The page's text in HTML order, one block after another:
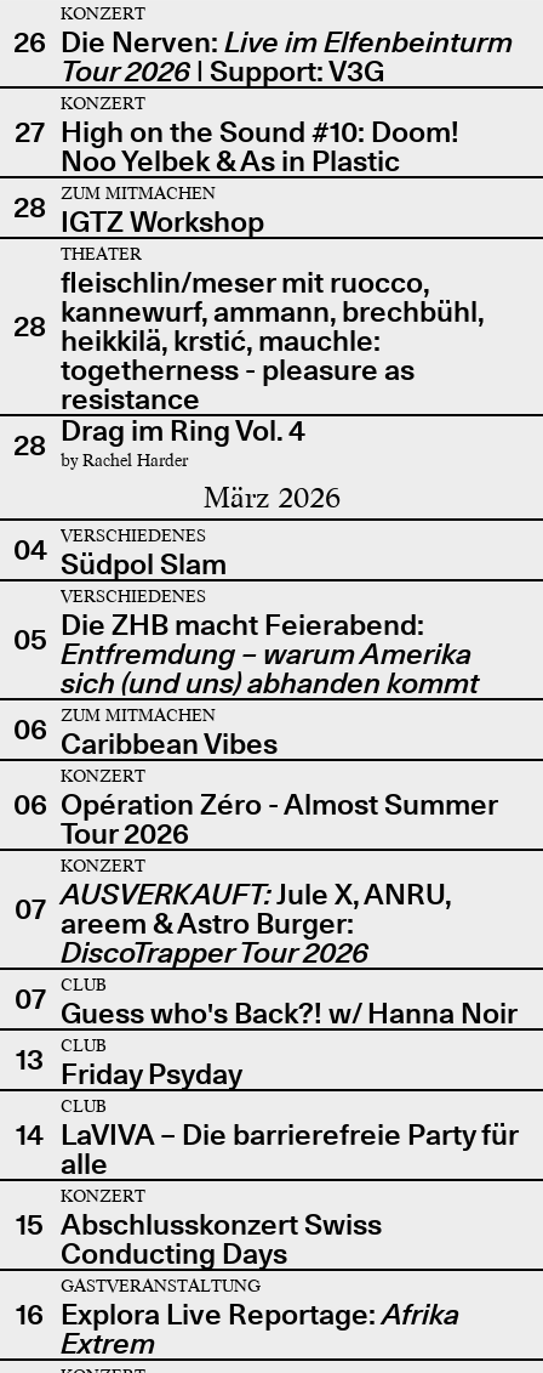
26
KONZERT
Die Nerven: Live im Elfenbeinturm
Tour 2026| Support: V3G
27
KONZERT
High on the Sound #10: Doom!
Noo Yelbek & As in Plastic
28
ZUM MITMACHEN
IGTZ Workshop
28
THEATER
fleischlin/meser mit ruocco,
kannewurf, ammann, brechbühl,
heikkilä, krstić, mauchle:
togetherness - pleasure as
resistance
28 Drag im Ring Vol. 4
by Rachel Harder
März 2026
04 VERSCHIEDENES
Südpol Slam
05
VERSCHIEDENES
Die ZHB macht Feierabend:
Entfremdung – warum Amerika
sich (und uns) abhanden kommt
06
ZUM MITMACHEN
Caribbean Vibes
06
KONZERT
Opération Zéro - Almost Summer
Tour 2026
07
KONZERT
AUSVERKAUFT:Jule X, ANRU,
areem & Astro Burger:
DiscoTrapper Tour 2026
07
CLUB
Guess who's Back?! w/ Hanna Noir
13
CLUB
Friday Psyday
14
CLUB
LaVIVA – Die barrierefreie Party für
alle
15
KONZERT
Abschlusskonzert Swiss
Conducting Days
16
GASTVERANSTALTUNG
Explora Live Reportage:Afrika
Extrem